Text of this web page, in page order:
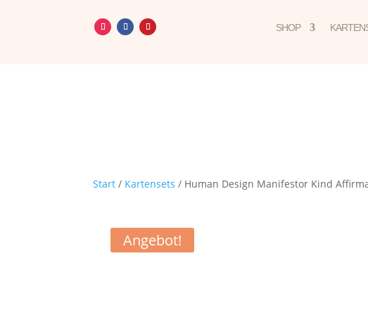
SHOP
Start / Kartensets / Human Design Manifestor Kind
Angebot!